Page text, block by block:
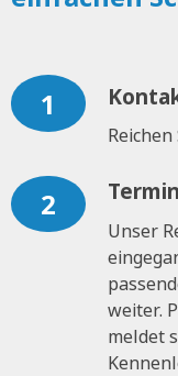
1
2
Unser
weiter.
meldet